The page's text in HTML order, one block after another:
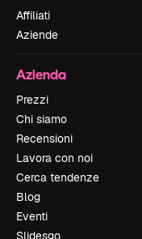
Affiliati
Aziende
Azienda
Prezzi
Chi siamo
Recensioni
Lavora con noi
Cerca tendenze
Blog
Eventi
Slidesgo